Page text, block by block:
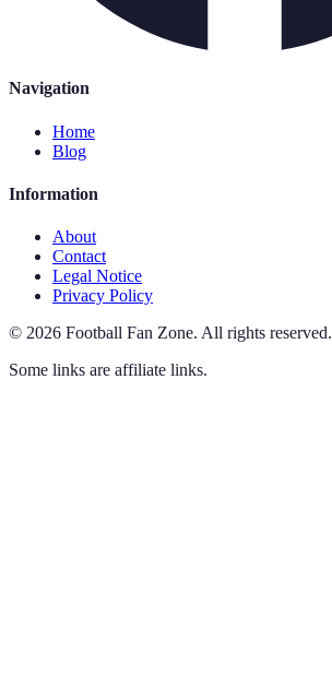
Navigation
Home
Blog
Information
About
Contact
Legal Notice
Privacy Policy
© 2026 Football Fan Zone. All rights reserved.
Some links are affiliate links.